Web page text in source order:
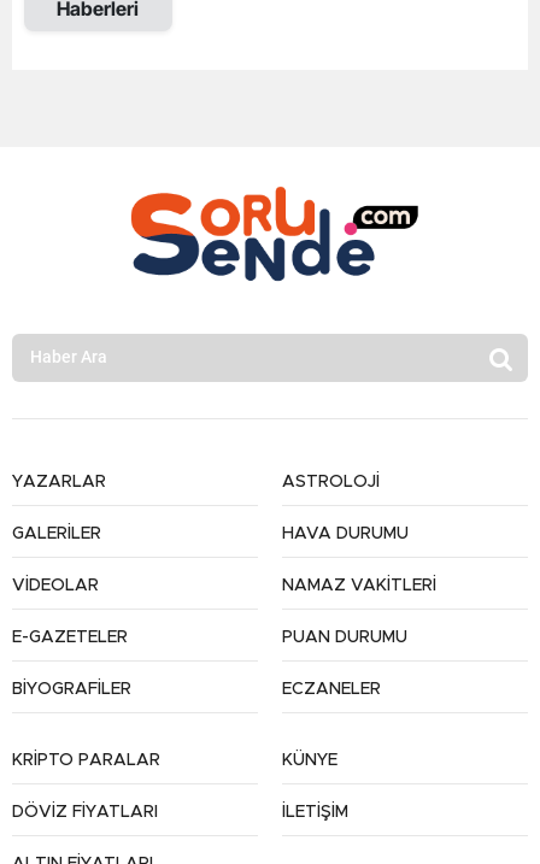
Haberleri
YAZARLAR
GALERİLER
VİDEOLAR
E-GAZETELER
BİYOGRAFİLER
ASTROLOJİ
HAVA DURUMU
NAMAZ VAKİTLERİ
PUAN DURUMU
ECZANELER
KRİPTO PARALAR
DÖVİZ FİYATLARI
KÜNYE
İLETİŞİM